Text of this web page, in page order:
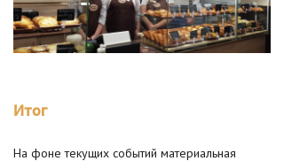
Итог
На фоне текущих событий материальная